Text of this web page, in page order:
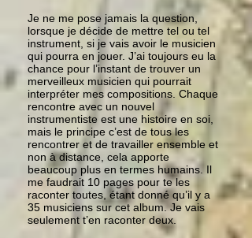
Je ne me pose jamais la question,
lorsque je décide de mettre tel ou tel
instrument, si je vais avoir le musicien
qui pourra en jouer. J’ai toujours eu la
chance pour l’instant de trouver un
merveilleux musicien qui pourrait
interpréter mes compositions. Chaque
rencontre avec un nouvel
instrumentiste est une histoire en soi,
mais le principe c’est de tous les
rencontrer et de travailler ensemble et
non à distance, cela apporte
beaucoup plus en termes humains. Il
me faudrait 10 pages pour te les
raconter toutes, étant donné qu’il y a
35 musiciens sur cet album. Je vais
seulement t’en raconter deux.